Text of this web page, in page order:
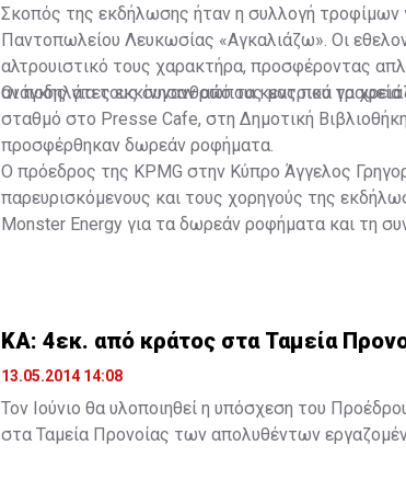
Σκοπός της εκδήλωσης ήταν η συλλογή τροφίμων
Παντοπωλείου Λευκωσίας «Αγκαλιάζω». Οι
αλτρουιστικό τους χαρακτήρα, προσφέροντας
ανάγκης για τους συνανθρώπους μας που τα
Οι ποδηλάτες εκκίνησαν από τα κεντρικά
σταθμό στο Presse Cafe, στη Δημοτική
προσφέρθηκαν δωρεάν ροφήματα.
Ο πρόεδρος της KPMG στην Κύπρο Άγγελος
παρευρισκόμενους και τους χορηγούς της
Monster Energy για τα δωρεάν ροφήματα και τη
αναφορικά με το νέο ασφαλιστικό πακέτο που
ΚΑ: 4εκ. από κράτος στα Ταμεία
13.05.2014 14:08
Τον Ιούνιο θα υλοποιηθεί η υπόσχεση του
στα Ταμεία Προνοίας των απολυθέντων